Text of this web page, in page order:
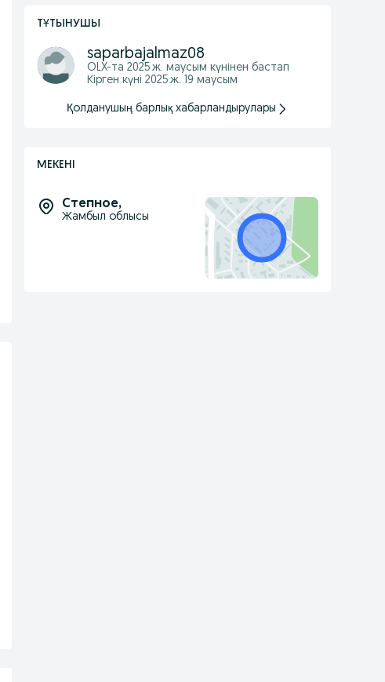
ТҰТЫНУШЫ
saparbajalmaz08
OLX-та 2025 ж. маусым күнінен бастап
Кірген күні 2025 ж. 19 маусым
Қолданушың барлық хабарландырулары
МЕКЕНІ
Степное,
Жамбыл облысы